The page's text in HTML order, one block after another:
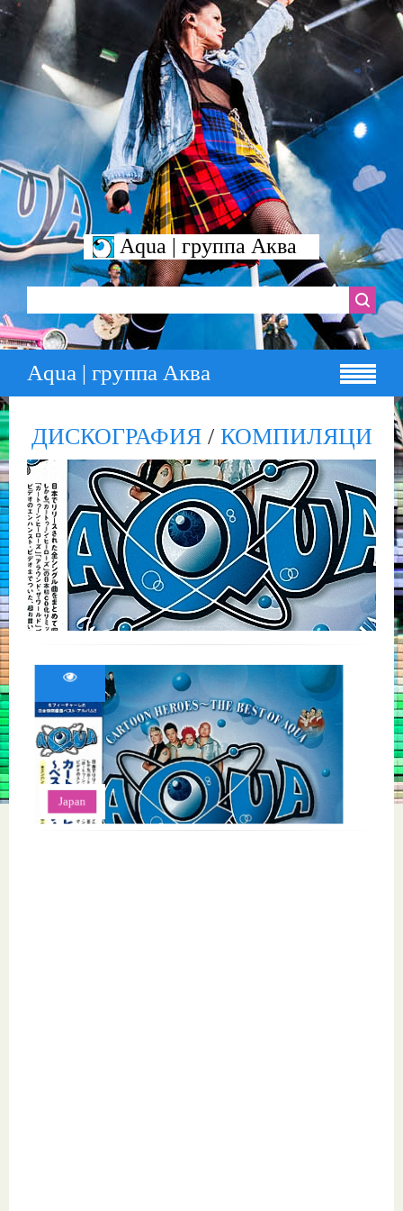
Aqua | группа Аква
Aqua | группа Аква
ДИСКОГРАФИЯ / КОМПИЛЯЦИИ,
Japan